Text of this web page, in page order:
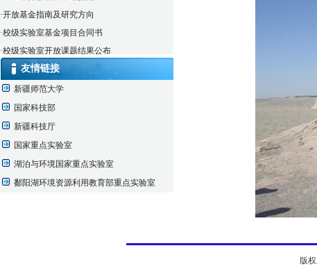
·开放基金指南及研究方向
·校级实验室基金项目合同书
·校级实验室开放课题结果公布
仪器实验室借用申请表
友情链接
新疆师范大学
国家科技部
新疆科技厅
国家重点实验室
湖泊与环境国家重点实验室
鄱阳湖环境资源利用教育部重点实验室
版